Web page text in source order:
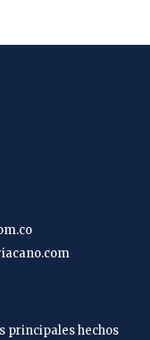
principales hechos